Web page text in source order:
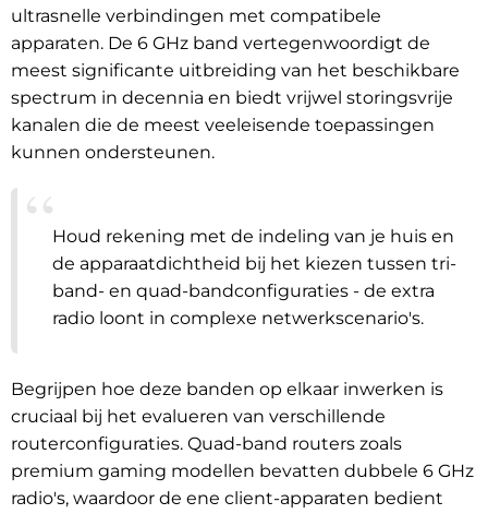
ultrasnelle verbindingen met compatibele
apparaten. De 6 GHz band vertegenwoordigt de
meest significante uitbreiding van het beschikbare
spectrum in decennia en biedt vrijwel storingsvrije
kanalen die de meest veeleisende toepassingen
kunnen ondersteunen.
Houd rekening met de indeling van je huis en
de apparaatdichtheid bij het kiezen tussen tri-
band- en quad-bandconfiguraties - de extra
radio loont in complexe netwerkscenario's.
Begrijpen hoe deze banden op elkaar inwerken is
cruciaal bij het evalueren van verschillende
routerconfiguraties. Quad-band routers zoals
premium gaming modellen bevatten dubbele 6 GHz
radio's, waardoor de ene client-apparaten bedient